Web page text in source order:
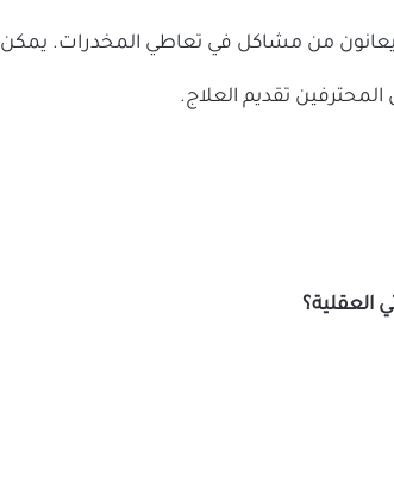
يعانون من مشاكل في تعاطي المخدرات. يمكن
المحترفين تقديم العلاج.
العقلية؟